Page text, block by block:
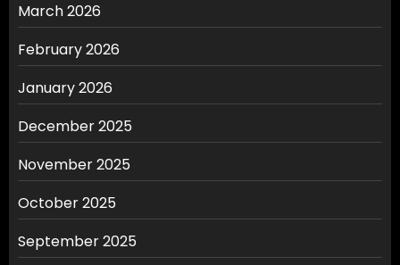
March 2026
February 2026
January 2026
December 2025
November 2025
October 2025
September 2025